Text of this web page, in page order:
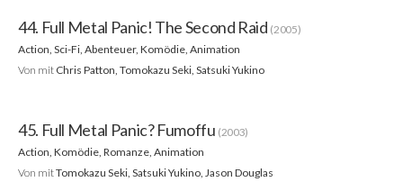
44. Full Metal Panic! The Second Raid (2005)
Action, Sci-Fi, Abenteuer, Komödie, Animation
Von mit Chris Patton, Tomokazu Seki, Satsuki Yukino
45. Full Metal Panic? Fumoffu (2003)
Action, Komödie, Romanze, Animation
Von mitTomokazu Seki, Satsuki Yukino, Jason Douglas